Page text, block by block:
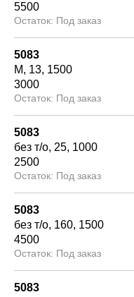
5500
Под заказ
5083
М
13 1500
3000
Под заказ
5083
без т/о 25 1000
2500
Под заказ
5083
без т/о 160 1500
4500
Под заказ
5083